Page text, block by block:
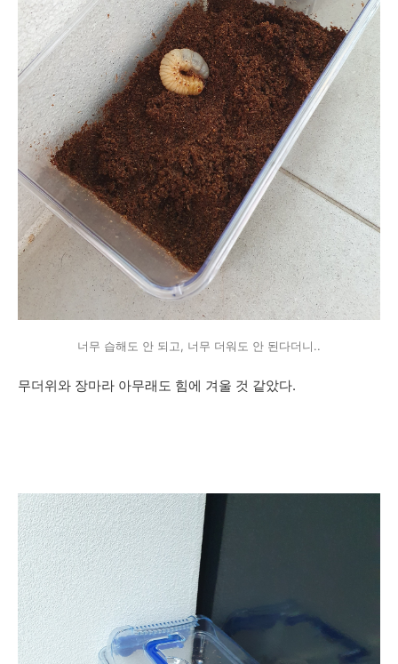
너무 습해도 안 되고, 너무 더워도 안 된다더니..
무더위와 장마라 아무래도 힘에 겨울 것 같았다.